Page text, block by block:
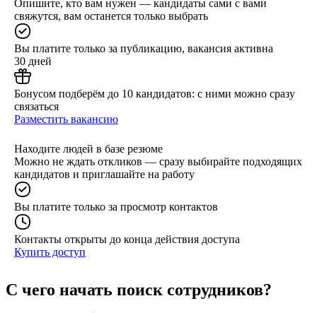
Опишите, кто вам нужен — кандидаты сами с вами
свяжутся, вам останется только выбрать
Вы платите только за публикацию, вакансия активна
30 дней
Бонусом подберём до 10 кандидатов: с ними можно сразу
связаться
Разместить вакансию
Находите людей в базе резюме
Можно не ждать откликов — сразу выбирайте подходящих
кандидатов и приглашайте на работу
Вы платите только за просмотр контактов
Контакты открыты до конца действия доступа
Купить доступ
С чего начать поиск сотрудников?